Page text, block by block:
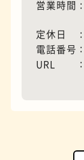
営業時間
定休日
電話番号
URL